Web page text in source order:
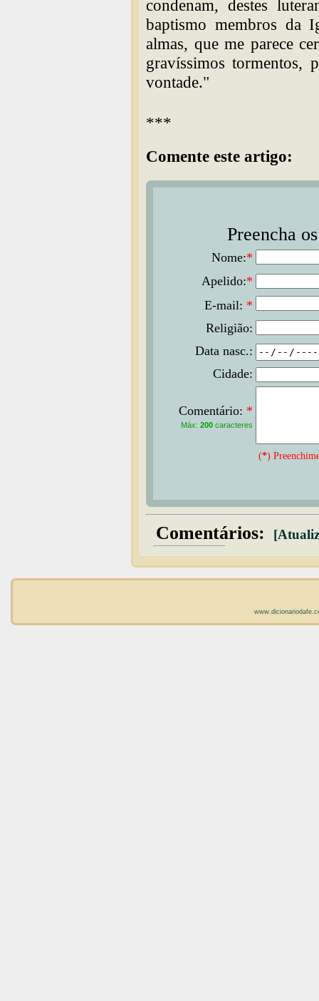
condenam, destes
baptismo membros da
almas, que me parece
gravíssimos tormentos,
vontade."
***
Comente este artigo:
Preencha
Nome:*
Apelido:*
E-mail: *
Religião:
Data nasc.:
Cidade:
Comentário: *
Máx: 200 caracteres
(*)
Comentários: